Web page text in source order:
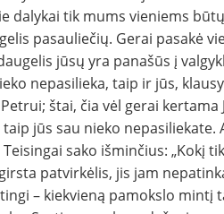
dalykai tik mums vieniems
pasauliečių. Gerai pasakė
jūsų yra panašūs į
nepasilieka, taip ir jūs,
štai, čia vėl gerai
jūs sau nieko
Teisingai sako išminčius: „Kokį
pa­tvirkėlis, jis jam
– kiekvieną pamokslo mintį